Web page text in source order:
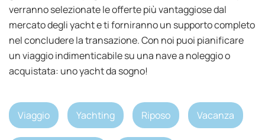
verranno selezionate le offerte più vantaggiose dal
mercato degli yacht e ti forniranno un supporto completo
nel concludere la transazione. Con noi puoi pianificare
un viaggio indimenticabile su una nave a noleggio o
acquistata: uno yacht da sogno!
Viaggio Yachting Riposo Vacanza